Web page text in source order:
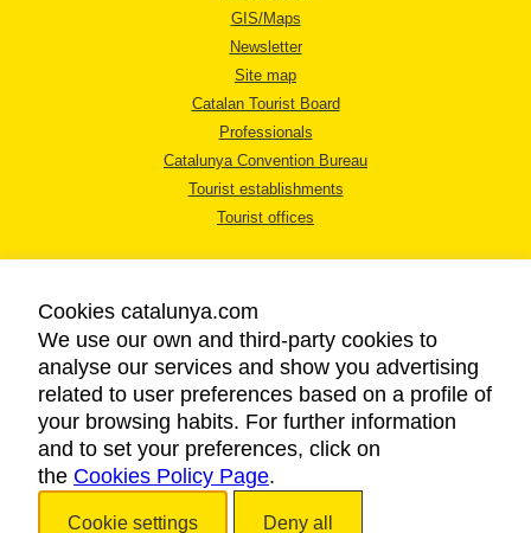
GIS/Maps
Newsletter
Site map
Catalan Tourist Board
Professionals
Catalunya Convention Bureau
Tourist establishments
Tourist offices
LEGAL NOTICE
PRIVACY POLICY
COOKIES POLICY
ACCESSIBILITY
Cookies catalunya.com
We use our own and third-party cookies to
analyse our services and show you advertising
related to user preferences based on a profile of
your browsing habits. For further information
and to set your preferences, click on
the Cookies Policy Page.
Cookie settings Deny all